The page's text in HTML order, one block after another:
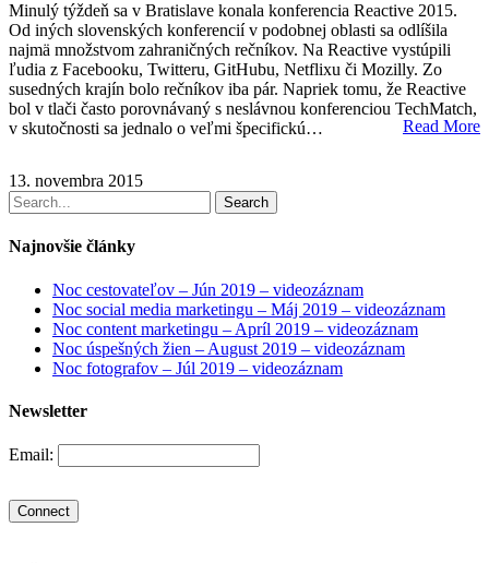
Minulý týždeň sa v Bratislave konala konferencia Reactive 2015.
Od iných slovenských konferencií v podobnej oblasti sa odlíšila
najmä množstvom zahraničných rečníkov. Na Reactive vystúpili
ľudia z Facebooku, Twitteru, GitHubu, Netflixu či Mozilly. Zo
susedných krajín bolo rečníkov iba pár. Napriek tomu, že Reactive
bol v tlači často porovnávaný s neslávnou konferenciou TechMatch,
v skutočnosti sa jednalo o veľmi špecifickú…
Read More
13. novembra 2015
Search
Najnovšie články
Noc cestovateľov – Jún 2019 – videozáznam
Noc social media marketingu – Máj 2019 – videozáznam
Noc content marketingu – Apríl 2019 – videozáznam
Noc úspešných žien – August 2019 – videozáznam
Noc fotografov – Júl 2019 – videozáznam
Newsletter
Email: